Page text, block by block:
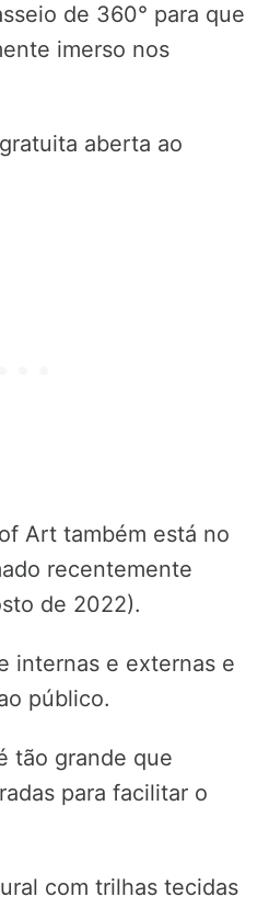
de 360° para que
imerso nos
aberta ao
Art também está no
recentemente
de 2022).
internas e externas e
público.
tão grande que
para facilitar o
com trilhas tecidas